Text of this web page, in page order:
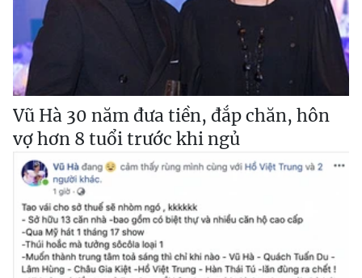
Vũ Hà 30 năm đưa tiền, đắp chăn, hôn
vợ hơn 8 tuổi trước khi ngủ